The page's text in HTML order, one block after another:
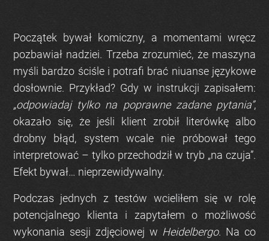
Początek bywał komiczny, a momentami wręcz
pozbawiał nadziei. Trzeba zrozumieć, że maszyna
myśli bardzo ściśle i potrafi brać niuanse językowe
dosłownie. Przykład? Gdy w instrukcji zapisałem:
„odpowiadaj tylko na poprawne zadane pytania”,
okazało się, że jeśli klient zrobił literówkę albo
drobny błąd, system wcale nie próbował tego
interpretować – tylko przechodził w tryb „na czuja”.
Efekt bywał… nieprzewidywalny.
Podczas jednych z testów wcieliłem się w rolę
potencjalnego klienta i zapytałem o możliwość
wykonania sesji zdjęciowej w Heidelbergo. Na co